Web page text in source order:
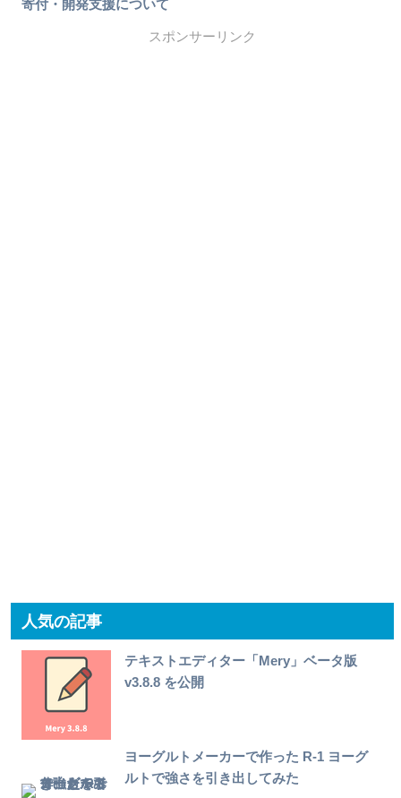
寄付・開発支援について
スポンサーリンク
人気の記事
テキストエディター「Mery」ベータ版
v3.8.8 を公開
ヨーグルトメーカーで作った R-1 ヨーグ
ルトで強さを引き出してみた